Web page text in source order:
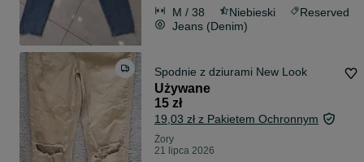
M / 38 Niebieski
Reserved
Jeans (Denim)
Spodnie z dziurami New Look
Używane
15 zł
19,03 zł z Pakietem Ochronnym
Żory
21 lipca 2026